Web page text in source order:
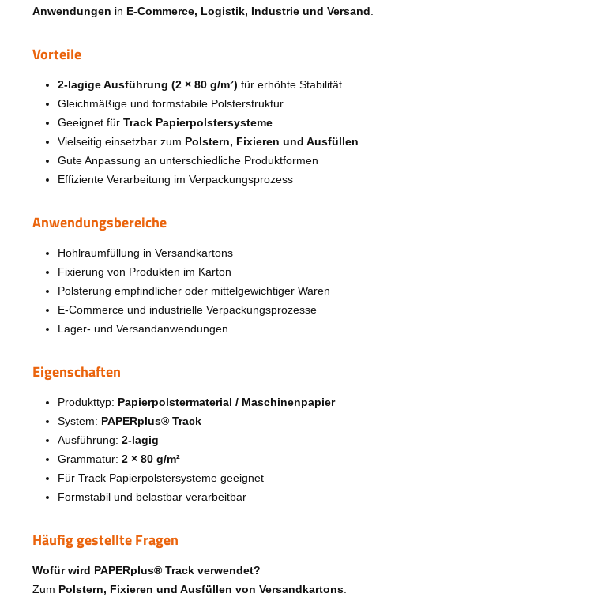
Anwendungen in E-Commerce, Logistik, Industrie und Versand
Vorteile
2-lagige Ausführung (2 × 80 g/m²) für erhöhte Stabilität
Gleichmäßige und formstabile Polsterstruktur
Geeignet für Track Papierpolstersysteme
Vielseitig einsetzbar zum Polstern, Fixieren und Ausfüllen
Gute Anpassung an unterschiedliche Produktformen
Effiziente Verarbeitung im Verpackungsprozess
Anwendungsbereiche
Hohlraumfüllung in Versandkartons
Fixierung von Produkten im Karton
Polsterung empfindlicher oder mittelgewichtiger Waren
E-Commerce und industrielle Verpackungsprozesse
Lager- und Versandanwendungen
Eigenschaften
Produkttyp: Papierpolstermaterial / Maschinenpapier
System: PAPERplus® Track
Ausführung: 2-lagig
Grammatur: 2 × 80 g/m²
Für Track Papierpolstersysteme geeignet
Formstabil und belastbar verarbeitbar
Häufig gestellte Fragen
Wofür wird PAPERplus® Track verwendet?
Zum Polstern, Fixieren und Ausfüllen von Versandkartons